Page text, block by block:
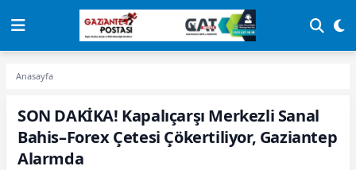
Anasayfa
SON DAKİKA! Kapalıçarşı Merkezli Sanal
Bahis–Forex Çetesi Çökertiliyor, Gaziantep
Alarmda